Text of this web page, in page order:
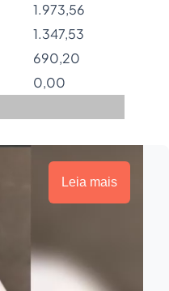
1.973,56
1.347,53
690,20
0,00
Leia mais